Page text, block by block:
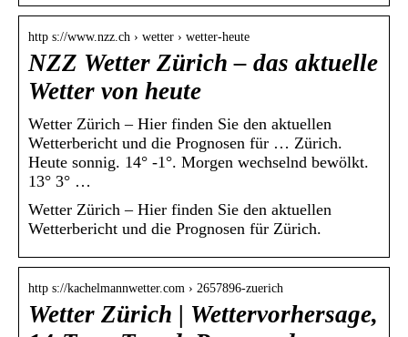
http s://www.nzz.ch › wetter › wetter-heute
NZZ Wetter Zürich – das aktuelle
Wetter von heute
Wetter Zürich – Hier finden Sie den aktuellen
Wetterbericht und die Prognosen für … Zürich.
Heute sonnig. 14° -1°. Morgen wechselnd bewölkt.
13° 3° …
Wetter Zürich – Hier finden Sie den aktuellen
Wetterbericht und die Prognosen für Zürich.
http s://kachelmannwetter.com › 2657896-zuerich
Wetter Zürich | Wettervorhersage,